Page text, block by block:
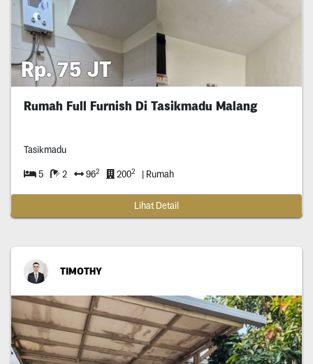
Rp. 75 JT
Rumah Full Furnish Di Tasikmadu Malang
Tasikmadu
5 2 962 2002 | Rumah
Lihat Detail
TIMOTHY